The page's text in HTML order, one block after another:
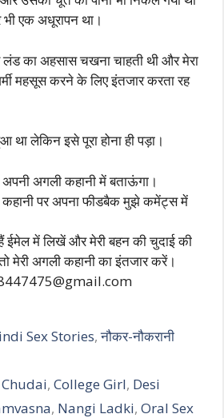
एक अधूरापन था।
का अहसास चखना चाहती थी और मेरा
महसूस करने के लिए इंतजार करता रह
था लेकिन इसे पूरा होना ही पड़ा।
अगली कहानी में बताऊंगा।
पर अपना फीडबैक मुझे कमेंट्स में
में लिखें और मेरी बहन की चुदाई की
मेरी अगली कहानी का इंतजार करें।
Sex Stories,नौकर-नौकरानी
,College Girl, Desi
, Nangi Ladki, Oral Sex